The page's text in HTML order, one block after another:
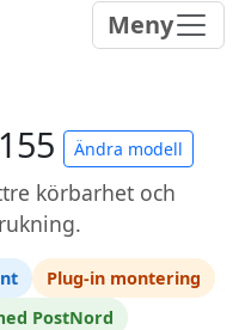
Meny
Ändra modell
körbarhet och
Plug-in montering
PostNord